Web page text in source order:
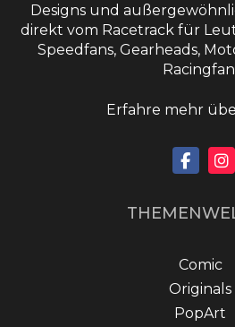
Designs und
direkt vom Racetrack für
Speedfans, Gearheads,
Erfahre mehr
Comic
Originals
PopArt